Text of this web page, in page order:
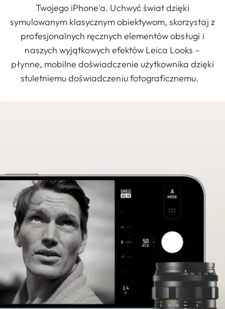
Twojego iPhone'a. Uchwyć świat dzięki
symulowanym klasycznym obiektywom, skorzystaj z
profesjonalnych ręcznych elementów obsługi i
naszych wyjątkowych efektów Leica Looks –
płynne, mobilne doświadczenie użytkownika dzięki
stuletniemu doświadczeniu fotograficznemu.